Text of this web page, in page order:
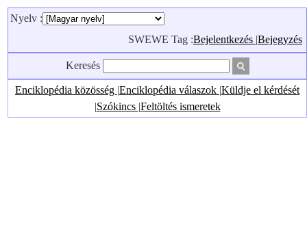
Nyelv :
SWEWE Tag :Bejelentkezés |Bejegyzés
Keresés
Enciklopédia közösség |Enciklopédia válaszok |Küldje el kérdését
|Szókincs |Feltöltés ismeretek